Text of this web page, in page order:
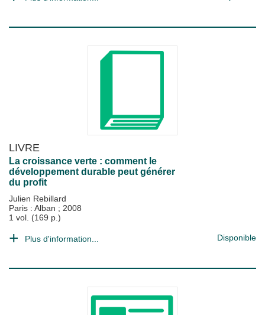
LIVRE
La croissance verte : comment le
développement durable peut générer
du profit
Julien Rebillard
Paris : Alban ; 2008
1 vol. (169 p.)
Plus d'information... Disponible